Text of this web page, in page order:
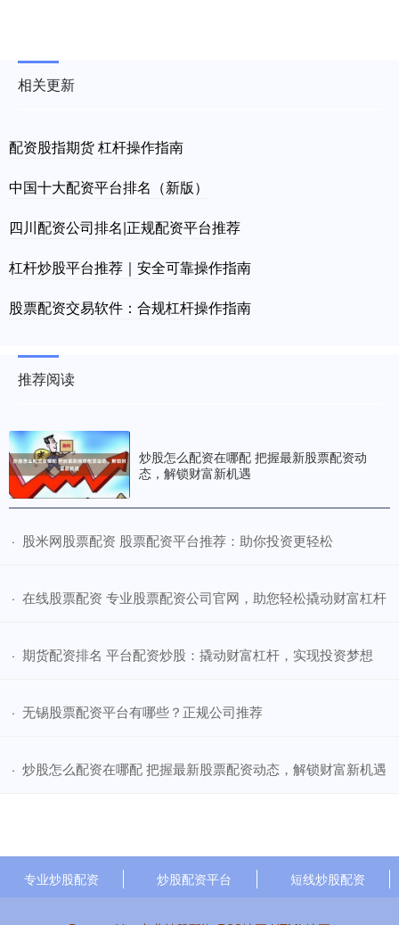
相关更新
配资股指期货 杠杆操作指南
中国十大配资平台排名（新版）
四川配资公司排名|正规配资平台推荐
杠杆炒股平台推荐｜安全可靠操作指南
股票配资交易软件：合规杠杆操作指南
推荐阅读
炒股怎么配资在哪配 把握最新股票配资动
态，解锁财富新机遇
· ​股米网股票配资 股票配资平台推荐：助你投资更轻松
· ​在线股票配资 专业股票配资公司官网，助您轻松撬动财富杠杆
· ​期货配资排名 平台配资炒股：撬动财富杠杆，实现投资梦想
· ​无锡股票配资平台有哪些？正规公司推荐
· ​炒股怎么配资在哪配 把握最新股票配资动态，解锁财富新机遇
专业炒股配资 炒股配资平台 短线炒股配资